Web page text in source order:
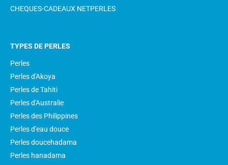
CHEQUES-CADEAUX NETPERLES
TYPES DE PERLES
Perles
Perles d'Akoya
Perles de Tahiti
Perles d'Australie
Perles des Philippines
Perles d'eau douce
Perles doucehadama
Perles hanadama